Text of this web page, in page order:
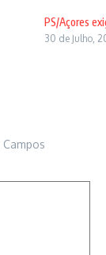
PS/Açores
30 de Julho,
Campos